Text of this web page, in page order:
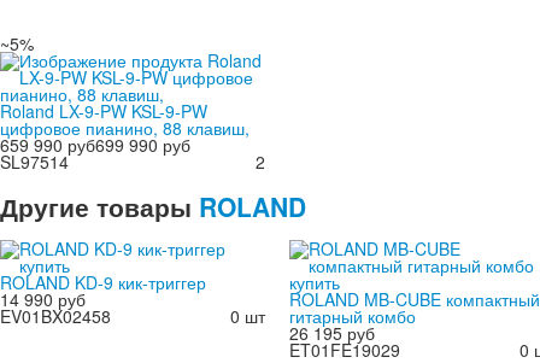
~5%
Roland LX-9-PW KSL-9-PW
цифровое пианино, 88 клавиш,
659 990 руб699 990 руб
2
SL97514
Другие товары ROLAND
ROLAND KD-9 кик-триггер
14 990 руб
0 шт
EV01BX02458
ROLAND MB-CUBE компактный
гитарный комбо
26 195 руб
0
ET01FE19029